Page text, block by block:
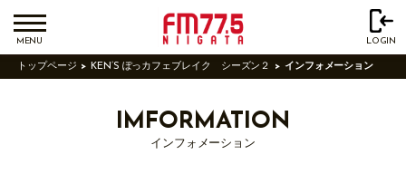
MENU LOGIN
トップページ KEN’S ぽっカフェブレイク シーズン２ インフォメーション
IMFORMATION
インフォメーション